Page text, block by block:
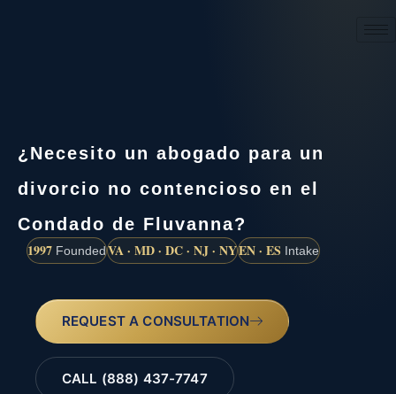
¿Necesito un abogado para un
divorcio no contencioso en el
Condado de Fluvanna?
1997 FoundedVA · MD · DC · NJ · NYEN · ES Intake
REQUEST A CONSULTATION
CALL (888) 437-7747